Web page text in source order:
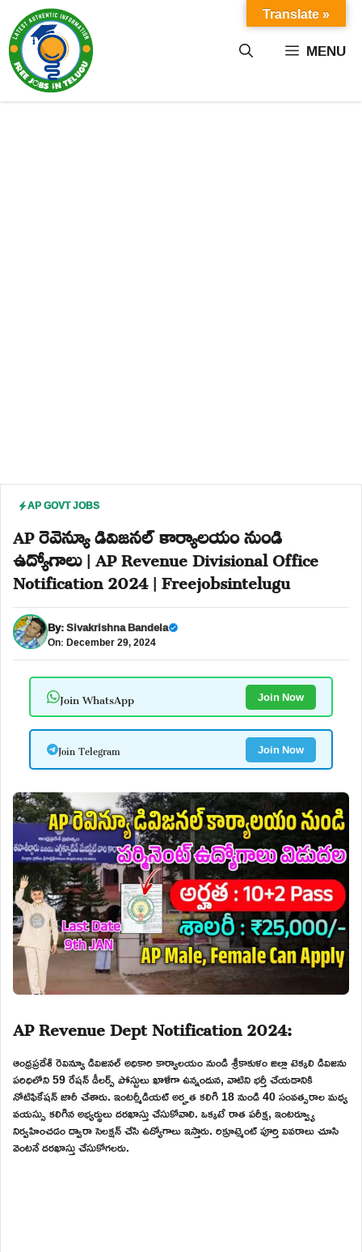
content MENU
AP GOVT JOBS
AP రెవెన్యూ డివిజనల్ కార్యాలయం నుండి
ఉద్యోగాలు | AP Revenue Divisional Office
Notification 2024 | Freejobsintelugu
By:Sivakrishna Bandela
On: December 29, 2024
Join WhatsApp Join Now
Join Telegram Join Now
AP Revenue Dept Notification 2024:
ఆంధ్రప్రదేశ్ రెవిన్యూ డివిజనల్ అధికారి కార్యాలయం నుండి శ్రీకాకుళం జిల్లా టెక్కలి డివిజను
పరిధిలోని 59 రేషన్ డీలర్స్ పోస్టులు ఖాళీగా ఉన్నందున, వాటిని భర్తీ చేయడానికి
నోటిఫికేషన్ జారీ చేశారు. ఇంటర్మీడియట్ అర్హత కలిగి 18 నుండి 40 సంవత్సరాల మధ్య
వయస్సు కలిగిన అభ్యర్థులు దరఖాస్తు చేసుకోవాలి. ఒక్కటే రాత పరీక్ష, ఇంటర్వ్యూ
నిర్వహించడం ద్వారా సెలక్షన్ చేసి ఉద్యోగాలు ఇస్తారు. రిక్రూట్మెంట్ పూర్తి వివరాలు చూసి
వెంటనే దరఖాస్తు చేసుకోగలరు.
Translate »